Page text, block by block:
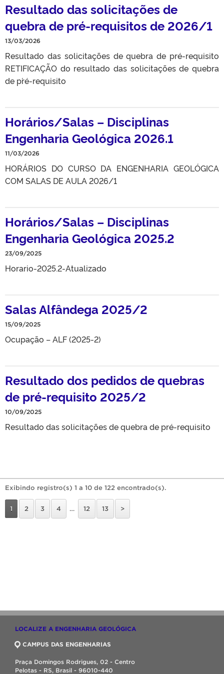
Resultado das solicitações de
quebra de pré-requisitos de 2026/1
13/03/2026
Resultado das solicitações de quebra de pré-requisito
RETIFICAÇÃO do resultado das solicitações de quebra
de p´ré-requisito
Horários/Salas – Disciplinas
Engenharia Geológica 2026.1
11/03/2026
HORÁRIOS DO CURSO DA ENGENHARIA GEOLÓGICA
COM SALAS DE AULA 2026/1
Horários/Salas – Disciplinas
Engenharia Geológica 2025.2
23/09/2025
Horario-2025.2-Atualizado
Salas Alfândega 2025/2
15/09/2025
Ocupação – ALF (2025-2)
Resultado dos pedidos de quebras
de pré-requisito 2025/2
10/09/2025
Resultado das solicitações de quebra de pré-requisito
Exibindo registro(s) 1 a 10 de 122 encontrado(s).
1 2 3 4 … 12 13 >
LOCALIZE A ENGENHARIA GEOLÓGICA
CAMPUS DAS ENGENHARIAS
Praça Domingos Rodrigues, 02 - Centro
Pelotas - RS, Brasil - 96010-440